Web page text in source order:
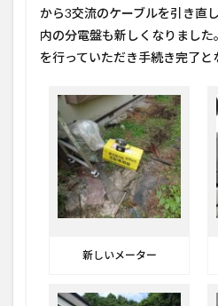
から3交流のケーブルを引き直
内の分電盤も新しくなりまし
を行っていただき手続き完了と
新しいメーター